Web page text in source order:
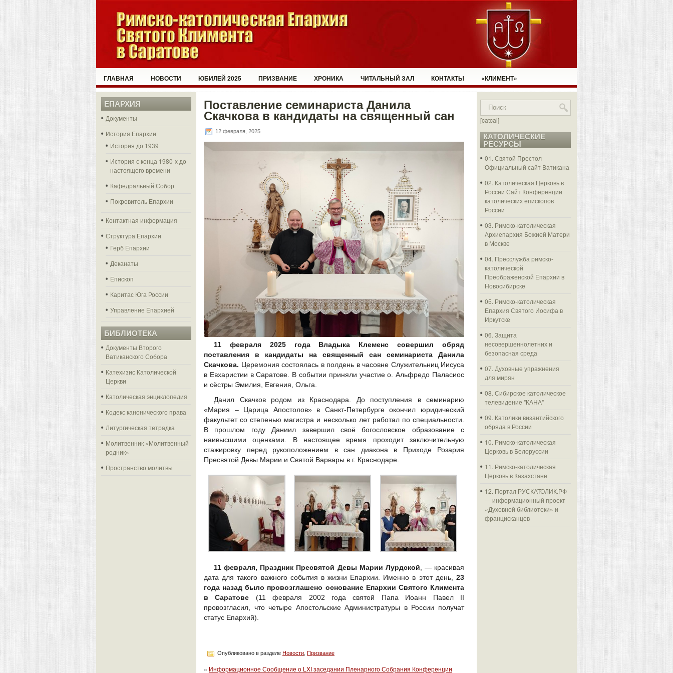
ГЛАВНАЯ НОВОСТИ ЮБИЛЕЙ 2025 ПРИЗВАНИЕ ХРОНИКА ЧИТАЛЬНЫЙ ЗАЛ КОНТАКТЫ «КЛИМЕНТ»
ЕПАРХИЯ
Документы
История Епархии
История до 1939
История с конца 1980-х до
настоящего времени
Кафедральный Собор
Покровитель Епархии
Контактная информация
Структура Епархии
Герб Епархии
Деканаты
Епископ
Каритас Юга России
Управление Епархией
БИБЛИОТЕКА
Документы Второго
Ватиканского Собора
Катехизис Католической
Церкви
Католическая энциклопедия
Кодекс канонического права
Литургическая тетрадка
Молитвенник «Молитвенный
родник»
Пространство молитвы
Поставление семинариста Данила
Скачкова в кандидаты на священный сан
12 февраля, 2025
11 февраля 2025 года Владыка Клеменс совершил обряд
поставления в кандидаты на священный сан семинариста Данила
Скачкова. Церемония состоялась в полдень в часовне Служительниц Иисуса
в Евхаристии в Саратове. В событии приняли участие о. Альфредо Паласиос
и сёстры Эмилия, Евгения, Ольга.
Данил Скачков родом из Краснодара. До поступления в семинарию
«Мария – Царица Апостолов» в Санкт-Петербурге окончил юридический
факультет со степенью магистра и несколько лет работал по специальности.
В прошлом году Даниил завершил своё богословское образование с
наивысшими оценками. В настоящее время проходит заключительную
стажировку перед рукоположением в сан диакона в Приходе Розария
Пресвятой Девы Марии и Святой Варвары в г. Краснодаре.
11 февраля, Праздник Пресвятой Девы Марии Лурдской , — красивая
дата для такого важного события в жизни Епархии. Именно в этот день, 23
года назад было провозглашено основание Епархии Святого Климента
в Саратове (11 февраля 2002 года святой Папа Иоанн Павел II
провозгласил, что четыре Апостольские Администратуры в России получат
статус Епархий).
Опубликовано в разделе Новости Призвание
« Информационное Сообщение о LXI заседании Пленарного Собрания Конференции
[catcal]
КАТОЛИЧЕСКИЕ
РЕСУРСЫ
01. Святой Престол
Официальный сайт Ватикана
02. Католическая Церковь в
России Сайт Конференции
католических епископов
России
03. Римско-католическая
Архиепархия Божией Матери
в Москве
04. Пресслужба римско-
католической
Преображенской Епархии в
Новосибирске
05. Римско-католическая
Епархия Святого Иосифа в
Иркутске
06. Защита
несовершеннолетних и
безопасная среда
07. Духовные упражнения
для мирян
08. Сибирское католическое
телевидение "КАНА"
09. Католики византийского
обряда в России
10. Римско-католическая
Церковь в Белоруссии
11. Римско-католическая
Церковь в Казахстане
12. Портал РУСКАТОЛИК.РФ
— информационный проект
«Духовной библиотеки» и
францисканцев